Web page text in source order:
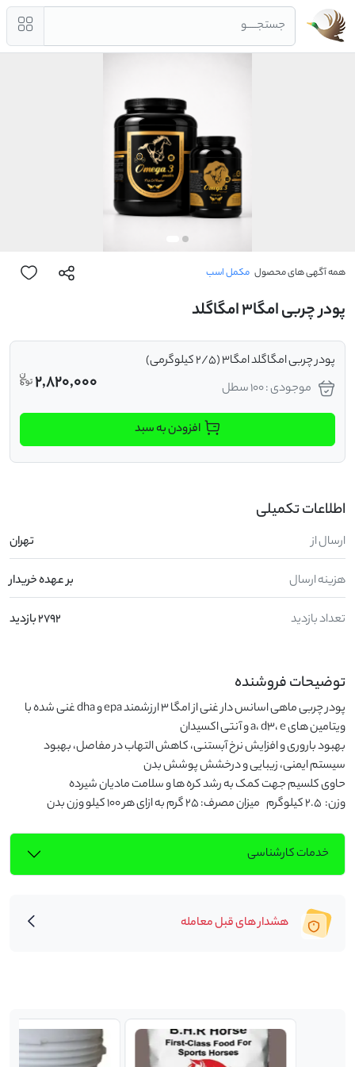
جستجــــو
همه آگهی های محصول مکمل اسب
پودر چربی امگا3 امگاگلد
پودر چربی امگاگلد امگا3 (2/5 کیلوگرمی)
موجودی : 100 سطل
2,820,000
افزودن به سبد
اطلاعات تکمیلی
ارسال از تهران
هزینه ارسال بر عهده خریدار
تعداد بازدید 2792 بازدید
توضیحات فروشنده
وزن:  2.5 کیلوگرم    میزان مصرف: 25 گرم به ازای هر 100 کیلو وزن بدن
خدمات کارشناسی
هشدار های قبل معامله